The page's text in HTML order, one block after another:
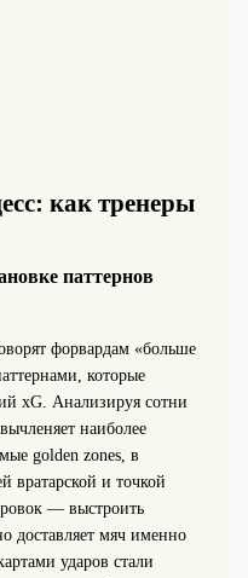
как тренеры
паттернов
форвардам «больше
которые
xG. Анализируя сотни
наиболее
golden zones, в
вратарской и точкой
— выстроить
доставляет мяч именно
ударов стали